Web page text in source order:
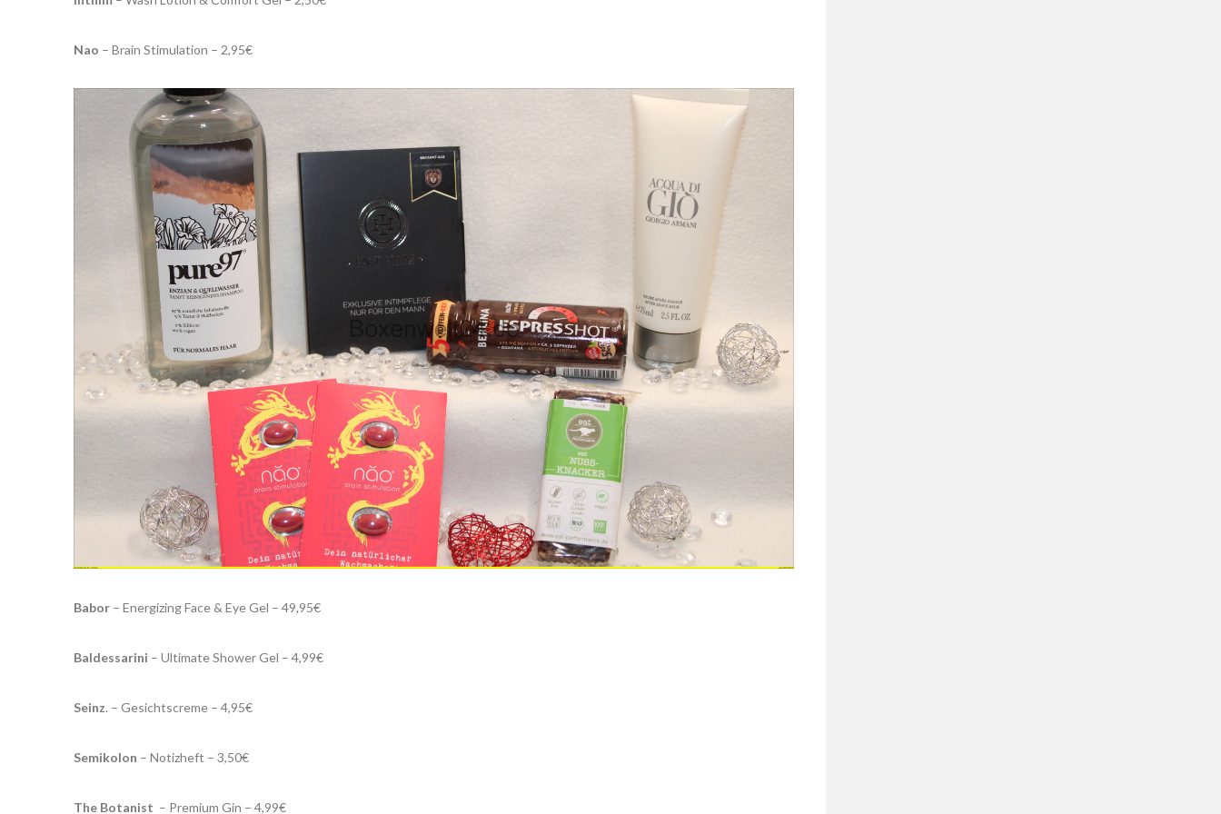
Nao – Brain Stimulation – 2,95€
Babor– Energizing Face & Eye Gel – 49,95€
Baldessarini – Ultimate Shower Gel – 4,99€
Seinz. – Gesichtscreme – 4,95€
Semikolon – Notizheft – 3,50€
The Botanist – Premium Gin – 4,99€